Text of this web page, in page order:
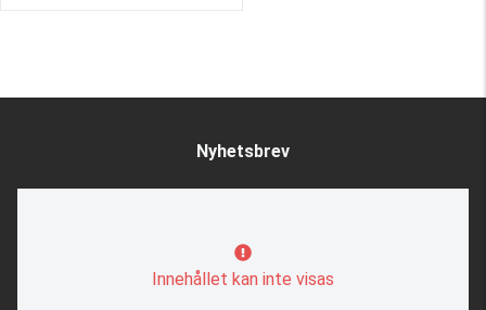
Nyhetsbrev
Innehållet kan inte visas